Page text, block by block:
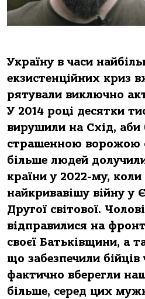
Україну в часи
екзистенційних криз
рятували виключно
У 2014 році десятки
вирушили на Схід, аби
страшенною ворожою
більше людей
країни у 2022-му,
найкривавішу війну у
Другої світової.
відправилися на
своєї Батьківщини, а
що забезпечили
фактично вберегли
більше, серед цих